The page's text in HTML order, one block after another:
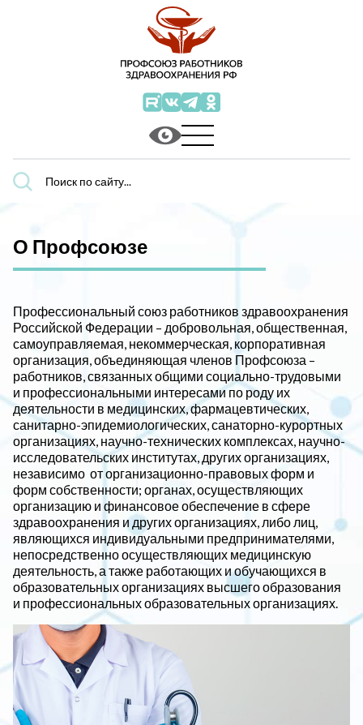
Поиск
по
О Профсоюзе
Профессиональный союз работников здравоохранения
Российской Федерации – добровольная, общественная,
самоуправляемая, некоммерческая, корпоративная
организация, объединяющая членов Профсоюза –
работников, связанных общими социально-трудовыми
и профессиональными интересами по роду их
деятельности в медицинских, фармацевтических,
санитарно-эпидемиологических, санаторно-курортных
организациях, научно-технических комплексах, научно-
исследовательских институтах, других организациях,
независимо от организационно-правовых форм и
форм собственности; органах, осуществляющих
организацию и финансовое обеспечение в сфере
здравоохранения и других организациях, либо лиц,
являющихся индивидуальными предпринимателями,
непосредственно осуществляющих медицинскую
деятельность, а также работающих и обучающихся в
образовательных организациях высшего образования
и профессиональных образовательных организациях.